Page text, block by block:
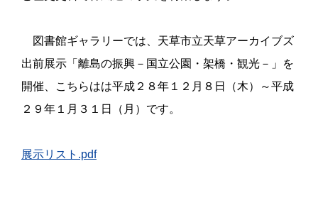
図書館ギャラリーでは、天草市立天草アーカイブズ
出前展示「離島の振興－国立公園・架橋・観光－」を
開催、こちらはは平成 ２８年 １２ 月８日 （木）
～平成
２９ 年 １ 月 ３１ 日 （ 月 ）です。
展示リスト.pdf